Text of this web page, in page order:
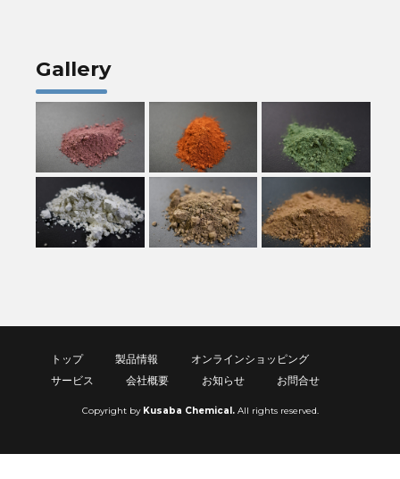
Gallery
トップ 製品情報
オンラインショッピング
サービス
会社概要 お知らせ お問合せ
Copyright by Kusaba Chemical.All rights reserved.